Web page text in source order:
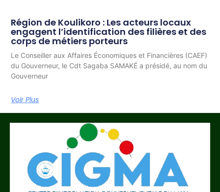
Région de Koulikoro : Les acteurs locaux
engagent l’identification des filières et des
corps de métiers porteurs
Le Conseiller aux Affaires Économiques et Financières (CAEF)
du Gouverneur, le Cdt Sagaba SAMAKÉ a présidé, au nom du
Gouverneur
Voir Plus